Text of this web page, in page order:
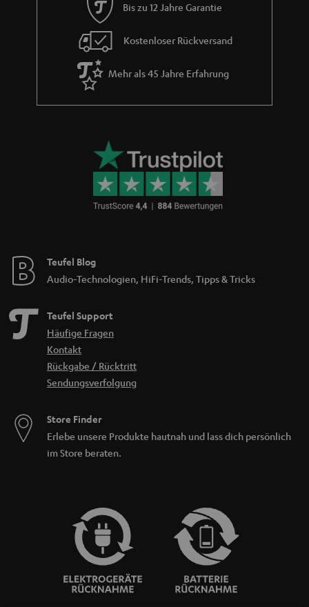
Bis zu 12 Jahre Garantie
Kostenloser Rückversand
Mehr als 45 Jahre Erfahrung
Teufel Blog
Audio-Technologien, HiFi-Trends, Tipps & Tricks
Teufel Support
Häufige Fragen
Kontakt
Rückgabe / Rücktritt
Sendungsverfolgung
Store Finder
Erlebe unsere Produkte hautnah und lass dich persönlich
im Store beraten.